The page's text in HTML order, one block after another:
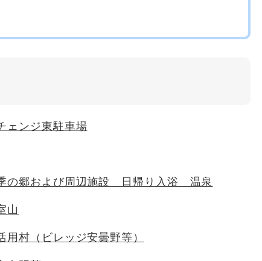
ェンジ東駐車場
の郷および周辺施設 日帰り入浴 温泉
山
用村（ビレッジ安曇野等）